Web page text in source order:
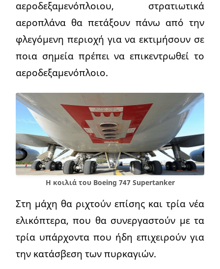
αεροδεξαμενόπλοιου, στρατιωτικά
αεροπλάνα θα πετάξουν πάνω από την
φλεγόμενη περιοχή για να εκτιμήσουν σε
ποια σημεία πρέπει να επικεντρωθεί το
αεροδεξαμενόπλοιο.
Η κοιλιά του Boeing 747 Supertanker
Στη μάχη θα ριχτούν επίσης και τρία νέα
ελικόπτερα, που θα συνεργαστούν με τα
τρία υπάρχοντα που ήδη επιχειρούν για
την κατάσβεση των πυρκαγιών.